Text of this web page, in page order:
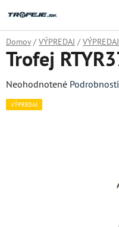
na
obsah
Domov / VÝPREDAJ /
Trofej
Priemerné
hodnotenie
Neohodnotené
VÝPREDAJ